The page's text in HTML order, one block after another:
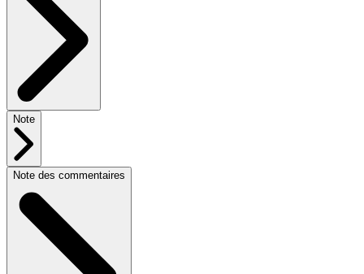
Note
Note des commentaires